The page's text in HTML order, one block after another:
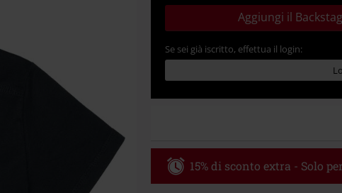
Aggiungi il
Se sei già iscritto, effettua il login:
15% di sconto extra - Solo